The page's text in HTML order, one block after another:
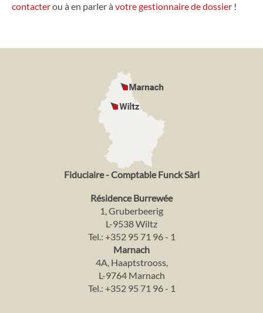
contacterou à en parler àvotre gestionnaire de dossier !
Fiduciaire - Comptable Funck Sàrl
Résidence Burrewée
1, Gruberbeerig
L-9538 Wiltz
Tel.: +352 95 71 96 - 1
Marnach
4A, Haaptstrooss,
L-9764 Marnach
Tel.: +352 95 71 96 - 1